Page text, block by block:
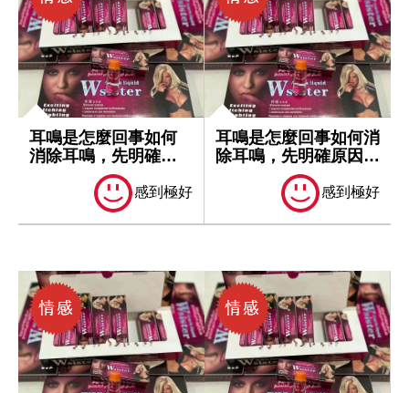
耳鳴是怎麼回事如何
消除耳鳴，先明確原
感到極好
耳鳴是怎麼回事如何消
除耳鳴，先明確原因再
感到極好